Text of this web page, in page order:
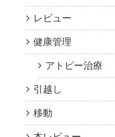
レビュー
健康管理
アトピー治療
引越し
移動